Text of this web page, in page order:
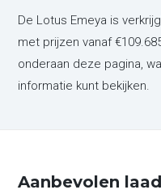
De Lotus Emeya is
met prijzen vanaf
onderaan deze pagina,
informatie kunt bekijken.
Aanbevolen